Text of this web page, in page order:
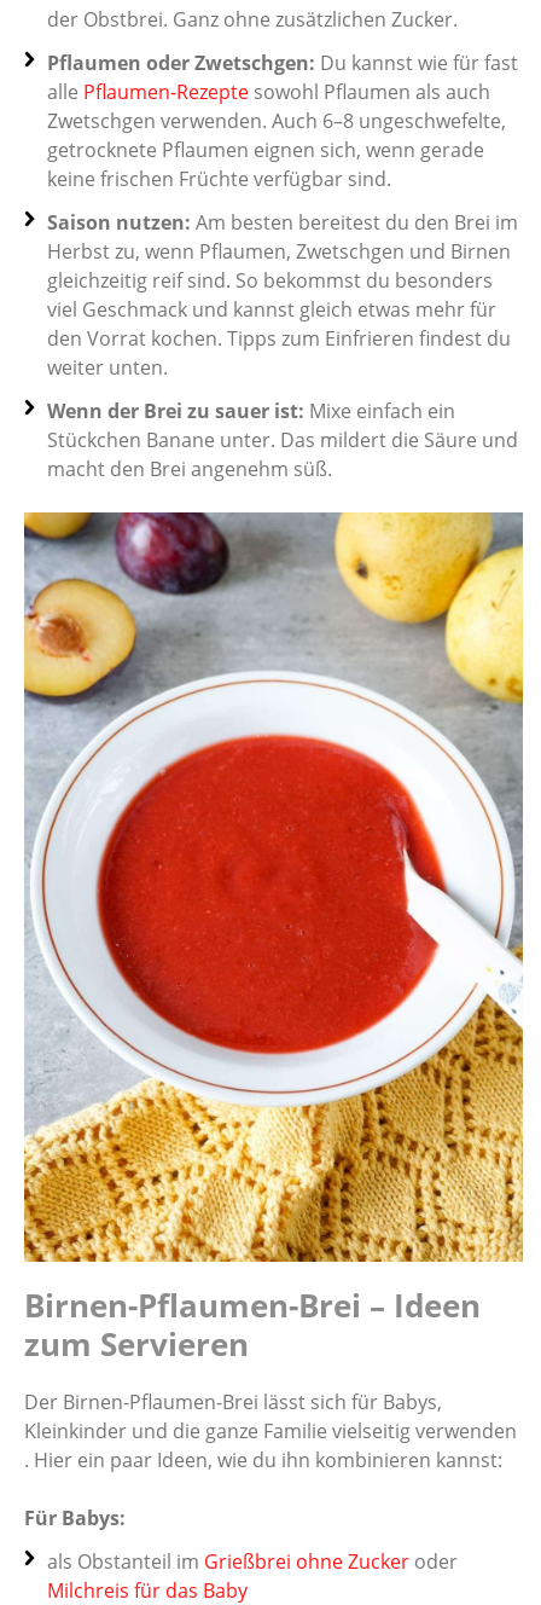
der Obstbrei. Ganz ohne zusätzlichen Zucker.
Pflaumen oder Zwetschgen: Du kannst wie für fast
alle Pflaumen-Rezepte sowohl Pflaumen als auch
Zwetschgen verwenden. Auch 6–8 ungeschwefelte,
getrocknete Pflaumen eignen sich, wenn gerade
keine frischen Früchte verfügbar sind.
Saison nutzen: Am besten bereitest du den Brei im
Herbst zu, wenn Pflaumen, Zwetschgen und Birnen
gleichzeitig reif sind. So bekommst du besonders
viel Geschmack und kannst gleich etwas mehr für
den Vorrat kochen. Tipps zum Einfrieren findest du
weiter unten.
Wenn der Brei zu sauer ist: Mixe einfach ein
Stückchen Banane unter. Das mildert die Säure und
macht den Brei angenehm süß.
Birnen-Pflaumen-Brei – Ideen
zum Servieren
Der Birnen-Pflaumen-Brei lässt sich für Babys,
Kleinkinder und die ganze Familie vielseitig verwenden
. Hier ein paar Ideen, wie du ihn kombinieren kannst:
Für Babys:
als Obstanteil im Grießbrei ohne Zucker oder
Milchreis für das Baby